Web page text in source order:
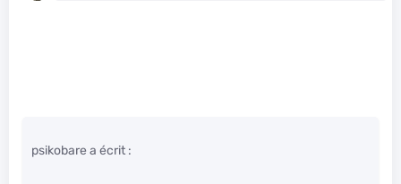
psikobare a écrit :